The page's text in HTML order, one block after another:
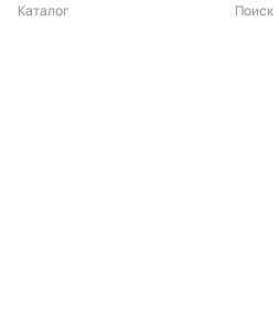
Каталог Поиск
Подпишитесь на нашу рассылку